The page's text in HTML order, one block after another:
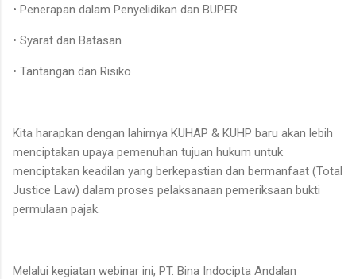
• Penerapan dalam Penyelidikan dan BUPER
• Syarat dan Batasan
• Tantangan dan Risiko
Kita harapkan dengan lahirnya KUHAP & KUHP baru akan lebih
menciptakan upaya pemenuhan tujuan hukum untuk
menciptakan keadilan yang berkepastian dan bermanfaat (Total
Justice Law) dalam proses pelaksanaan pemeriksaan bukti
permulaan pajak.
Melalui kegiatan webinar ini, PT. Bina Indocipta Andalan